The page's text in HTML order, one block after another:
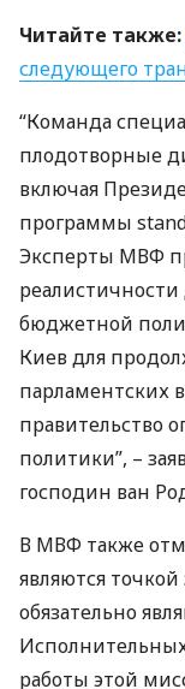
Читайте также:
следующего
“Команда
плодотворные
включая
программы
Эксперты МВФ
бюджетной
Киев для
парламентских
правительство
политики”, –
господин ван
В МВФ также
являются
обязательно
работы этой